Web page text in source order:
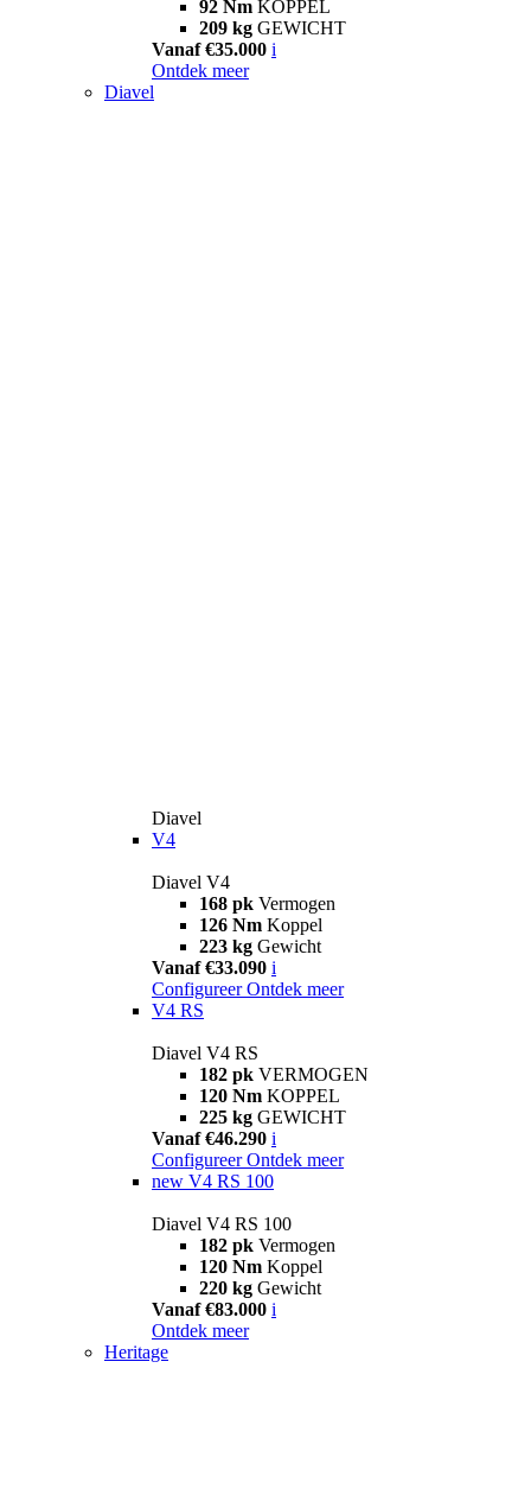
92 Nm KOPPEL
209 kg GEWICHT
Vanaf €35.000 i
Ontdek meer
Diavel
Diavel
V4
Diavel V4
168 pk Vermogen
126 Nm Koppel
223 kg Gewicht
Vanaf €33.090 i
Configureer Ontdek meer
V4 RS
Diavel V4 RS
182 pk VERMOGEN
120 Nm KOPPEL
225 kg GEWICHT
Vanaf €46.290 i
Configureer Ontdek meer
new V4 RS 100
Diavel V4 RS 100
182 pk Vermogen
120 Nm Koppel
220 kg Gewicht
Vanaf €83.000 i
Ontdek meer
Heritage